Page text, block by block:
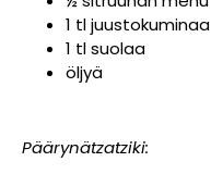
1 tl juustokuminaa
1 tl suolaa
öljyä
Päärynätzatziki: